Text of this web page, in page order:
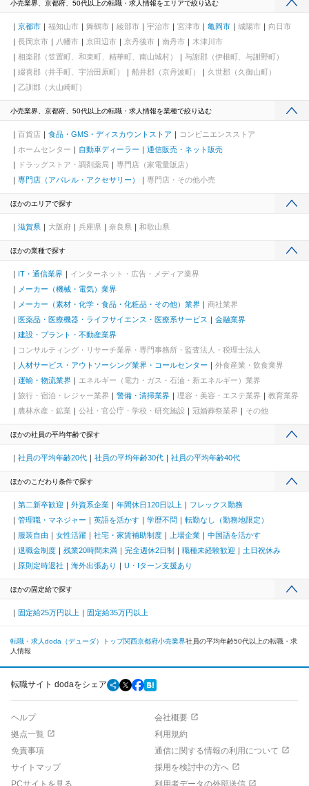
小売業界、京都府、50代以上の転職・求人情報をエリアで絞り込む
京都市 福知山市 舞鶴市 綾部市 宇治市 宮津市 亀岡市 城陽市
向日市
長岡京市
八幡市 京田辺市 京丹後市 南丹市
木津川市
相楽郡（笠置町、和束町、精華町、南山城村）
与謝郡（伊根町、与謝野町）
綴喜郡（井手町、宇治田原町）
船井郡（京丹波町）
久世郡（久御山町）
乙訓郡（大山崎町）
小売業界、京都府、50代以上の転職・求人情報を業種で絞り込む
百貨店 食品・GMS・ディスカウントストア
コンビニエンスストア
ホームセンター
自動車ディーラー
通信販売・ネット販売
ドラッグストア・調剤薬局
専門店（家電量販店）
専門店（アパレル・アクセサリー）
専門店・その他小売
ほかのエリアで探す
滋賀県 大阪府 兵庫県 奈良県 和歌山県
ほかの業種で探す
IT・通信業界
インターネット・広告・メディア業界
メーカー（機械・電気）業界
メーカー（素材・化学・食品・化粧品・その他）業界
商社業界
医薬品・医療機器・ライフサイエンス・医療系サービス
金融業界
建設・プラント・不動産業界
コンサルティング・リサーチ業界・専門事務所・監査法人・税理士法人
人材サービス・アウトソーシング業界・コールセンター
外食産業・飲食業界
運輸・物流業界
エネルギー（電力・ガス・石油・新エネルギー）業界
旅行・宿泊・レジャー業界
警備・清掃業界 理容・美容・エステ業界
教育業界
農林水産・鉱業
公社・官公庁・学校・研究施設 冠婚葬祭業界 その他
ほかの社員の平均年齢で探す
社員の平均年齢20代 社員の平均年齢30代 社員の平均年齢40代
ほかのこだわり条件で探す
第二新卒歓迎 外資系企業 年間休日120日以上
フレックス勤務
管理職・マネジャー
英語を活かす 学歴不問
転勤なし（勤務地限定）
服装自由
女性活躍 社宅・家賃補助制度 上場企業
中国語を活かす
退職金制度
残業20時間未満 完全週休2日制 職種未経験歓迎
土日祝休み
原則定時退社
海外出張あり U・Iターン支援あり
ほかの固定給で探す
固定給25万円以上 固定給35万円以上
転職・求人doda（デューダ）トップ関西京都府小売業界社員の平均年齢50代以上の転職・求
人情報
転職サイト dodaをシェア
ヘルプ
会社概要
拠点一覧
利用規約
免責事項
通信に関する情報の利用について
サイトマップ
採用を検討中の方へ
PCサイトを見る
利用者データの外部送信